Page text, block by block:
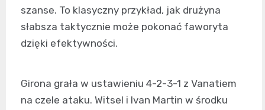
szanse. To klasyczny przykład, jak drużyna
słabsza taktycznie może pokonać faworyta
dzięki efektywności.
Girona grała w ustawieniu 4-2-3-1 z Vanatiem
na czele ataku. Witsel i Ivan Martin w środku